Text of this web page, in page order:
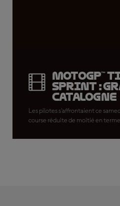
MotoGP™
Sprint :
Catalogne
Les pilotes s'affrontaient ce
course réduite de moitié en